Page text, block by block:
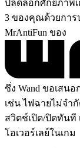
ปลดล็อกศักยภาพเ
3 ของคุณด้วยการ
MrAntiFun ของ
ซึ่ง Wand ขอเสน
เช่น ไฟฉายไม่จ
สวิตช์เปิด/ปิดทันที
โอเวอร์เลย์ในเกม